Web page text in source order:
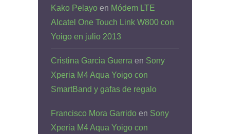
Kako Pelayo en Módem LTE
Alcatel One Touch Link W800 con
Yoigo en julio 2013
Cristina Garcia Guerra en Sony
Xperia M4 Aqua Yoigo con
SmartBand y gafas de regalo
Francisco Mora Garrido en Sony
Xperia M4 Aqua Yoigo con